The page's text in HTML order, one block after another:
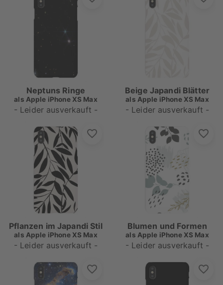
Neptuns Ringe
als Apple iPhone XS Max
- Leider ausverkauft -
Beige Japandi Blätter
als Apple iPhone XS Max
- Leider ausverkauft -
Pflanzen im Japandi Stil
als Apple iPhone XS Max
- Leider ausverkauft -
Blumen und Formen
als Apple iPhone XS Max
- Leider ausverkauft -